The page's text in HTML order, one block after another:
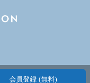
会員登録 (無料)